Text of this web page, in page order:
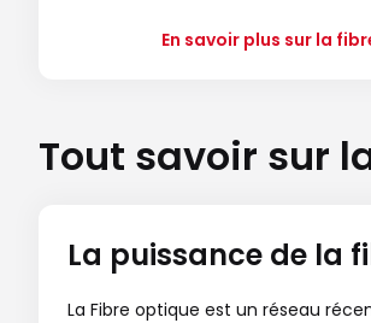
En savoir plus sur la
Tout savoir sur
La puissance de la
La Fibre optique est un réseau